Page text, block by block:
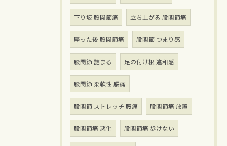
下り坂 股関節痛 立ち上がる 股関節痛
座った後 股関節痛 股関節 つまり感
股関節 詰まる 足の付け根 違和感
股関節 柔軟性 腰痛
股関節 ストレッチ 腰痛 股関節痛 放置
股関節痛 悪化 股関節痛 歩けない